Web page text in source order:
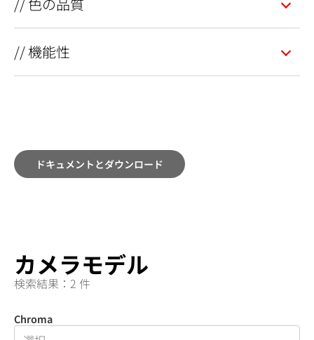
// 色の品質
// 機能性
ドキュメントとダウンロード
カメラモデル
検索結果：2 件
Chroma